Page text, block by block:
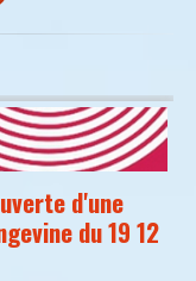
d'une
du 19 12